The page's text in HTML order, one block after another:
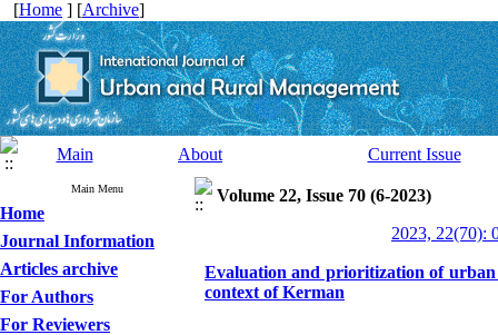
[Home ] [Archive]
Main About Current Issue
Main Menu
Home
Journal Information
Articles archive
For Authors
For Reviewers
Volume 22, Issue 70 (6-2023)
2023, 22(70):
Evaluation and prioritization of
context of Kerman